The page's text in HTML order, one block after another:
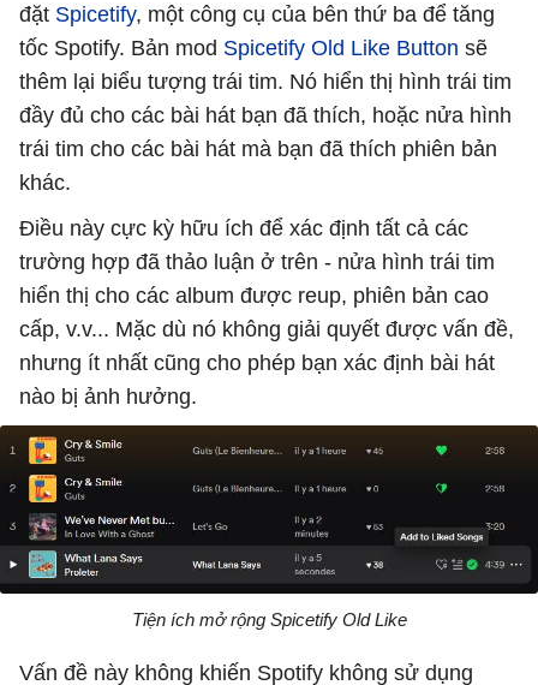
đặt Spicetify, một công cụ của bên thứ ba để tăng
tốc Spotify. Bản mod Spicetify Old Like Button sẽ
thêm lại biểu tượng trái tim. Nó hiển thị hình trái tim
đầy đủ cho các bài hát bạn đã thích, hoặc nửa hình
trái tim cho các bài hát mà bạn đã thích phiên bản
khác.
Điều này cực kỳ hữu ích để xác định tất cả các
trường hợp đã thảo luận ở trên - nửa hình trái tim
hiển thị cho các album được reup, phiên bản cao
cấp, v.v... Mặc dù nó không giải quyết được vấn đề,
nhưng ít nhất cũng cho phép bạn xác định bài hát
nào bị ảnh hưởng.
Tiện ích mở rộng Spicetify Old Like
Vấn đề này không khiến Spotify không sử dụng